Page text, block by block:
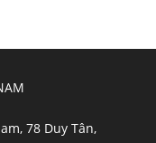
78 Duy Tân,